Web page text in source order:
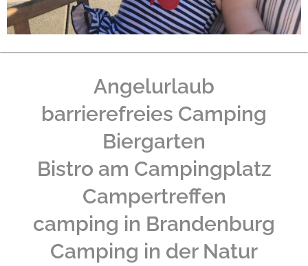
Angelurlaub
barrierefreies Camping
Biergarten
Bistro am Campingplatz
Campertreffen
camping in Brandenburg
Camping in der Natur